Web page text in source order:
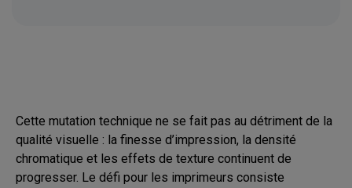
Cette mutation technique ne se fait pas au détriment de la
qualité visuelle : la finesse d’impression, la densité
chromatique et les effets de texture continuent de
progresser. Le défi pour les imprimeurs consiste